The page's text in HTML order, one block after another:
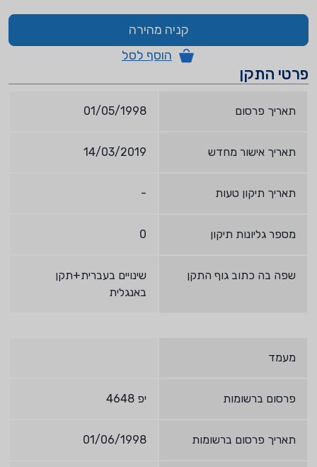
קניה מהירה
הוסף לסל
פרטי התקן
תאריך פרסום 01/05/1998
תאריך אישור מחדש 14/03/2019
תאריך תיקון טעות -
מספר גליונות תיקון 0
שפה בה כתוב גוף התקן
שינויים בעברית+תקן
באנגלית
מעמד
פרסום ברשומות יפ 4648
תאריך פרסום ברשומות 01/06/1998